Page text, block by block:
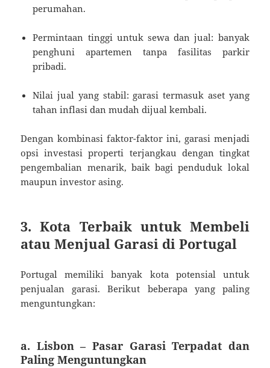
perumahan.
Permintaan tinggi untuk sewa dan jual: banyak
penghuni apartemen tanpa fasilitas parkir
pribadi.
Nilai jual yang stabil: garasi termasuk aset yang
tahan inflasi dan mudah dijual kembali.
Dengan kombinasi faktor-faktor ini, garasi menjadi
opsi investasi properti terjangkau dengan tingkat
pengembalian menarik, baik bagi penduduk lokal
maupun investor asing.
3. Kota Terbaik untuk Membeli
atau Menjual Garasi di Portugal
Portugal memiliki banyak kota potensial untuk
penjualan garasi. Berikut beberapa yang paling
menguntungkan:
a. Lisbon – Pasar Garasi Terpadat dan
Paling Menguntungkan